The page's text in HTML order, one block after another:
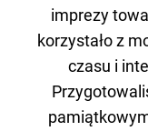
imprezy
korzystało z
czasu i